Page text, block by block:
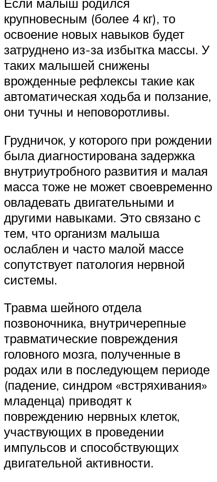
крупновесным (более 4 кг), то
освоение новых навыков будет
затруднено из-за избытка массы. У
таких малышей снижены
врожденные рефлексы такие как
автоматическая ходьба и ползание,
они тучны и неповоротливы.
Грудничок, у которого при рождении
была диагностирована задержка
внутриутробного развития и малая
масса тоже не может своевременно
овладевать двигательными и
другими навыками. Это связано с
тем, что организм малыша
ослаблен и часто малой массе
сопутствует патология нервной
системы.
Травма шейного отдела
позвоночника, внутричерепные
травматические повреждения
головного мозга, полученные в
родах или в последующем периоде
(падение, синдром «встряхивания»
младенца) приводят к
повреждению нервных клеток,
участвующих в проведении
импульсов и способствующих
двигательной активности.